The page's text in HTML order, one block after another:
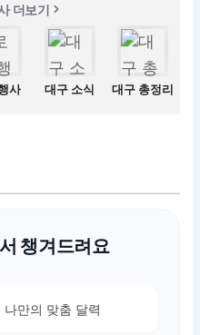
더보기
사 대구 소식 대구 총정리
챙겨드려요
만의 맞춤 달력